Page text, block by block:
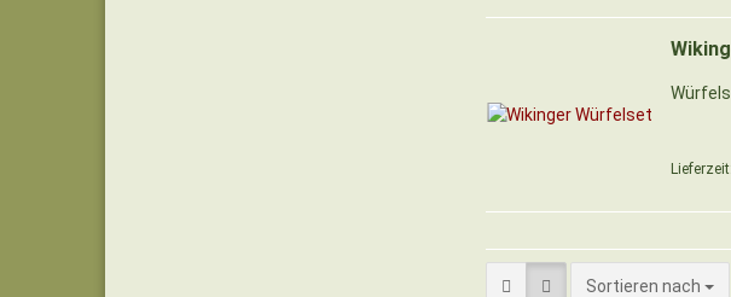
Lieferzeit:
Sortieren nach
Sortieren nach